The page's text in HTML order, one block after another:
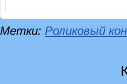
Метки: Роликовый